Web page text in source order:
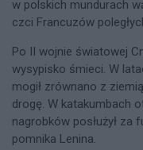
w polskich mundurach
czci Francuzów
Po II wojnie światowej
wysypisko śmieci. W
mogił zrównano z
drogę. W katakumbach
nagrobków posłużył za
pomnika Lenina.